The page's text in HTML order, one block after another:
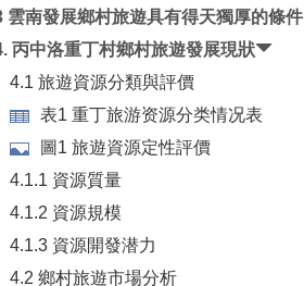
雲南發展鄉村旅遊具有得天獨厚的條件
丙中洛重丁村鄉村旅遊發展現狀
4.1 旅遊資源分類與評價
表1 重丁旅游资源分类情况表
圖1 旅遊資源定性評價
4.1.1 資源質量
4.1.2 資源規模
4.1.3 資源開發潜力
4.2 鄉村旅遊市場分析